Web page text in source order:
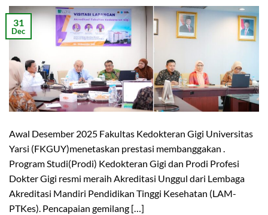
31
Dec
Awal Desember 2025 Fakultas Kedokteran Gigi Universitas
Yarsi (FKGUY)menetaskan prestasi membanggakan .
Program Studi(Prodi) Kedokteran Gigi dan Prodi Profesi
Dokter Gigi resmi meraih Akreditasi Unggul dari Lembaga
Akreditasi Mandiri Pendidikan Tinggi Kesehatan (LAM-
PTKes). Pencapaian gemilang […]